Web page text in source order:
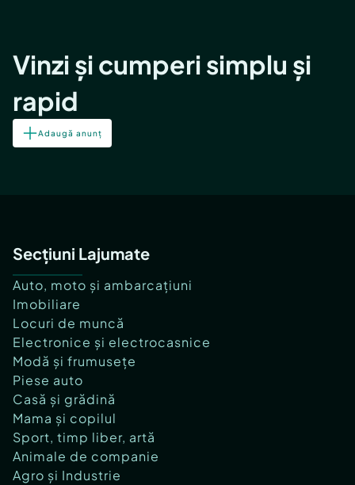
Vinzi și cumperi simplu și
rapid
Adaugă anunț
Secțiuni Lajumate
Auto, moto și ambarcațiuni
Imobiliare
Locuri de muncă
Electronice și electrocasnice
Modă și frumusețe
Piese auto
Casă și grădină
Mama și copilul
Sport, timp liber, artă
Animale de companie
Agro și Industrie